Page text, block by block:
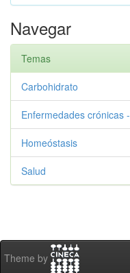
Navegar
Temas
Carbohidrato
Enfermedades crónicas
Homeóstasis
Salud
Theme by